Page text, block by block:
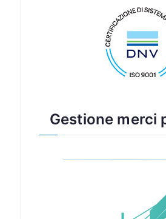
Gestione merci